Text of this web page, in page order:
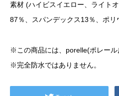
素材 (ハイビスイエロー、ライト
87％、スパンデックス13％、ポ
※この商品には、porelle(ポレール
※完全防水ではありません。